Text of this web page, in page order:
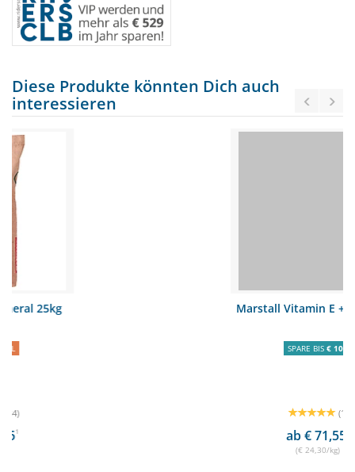
Diese Produkte könnten Dich auch
interessieren
Marstall Vitamin E + Selen 3kg